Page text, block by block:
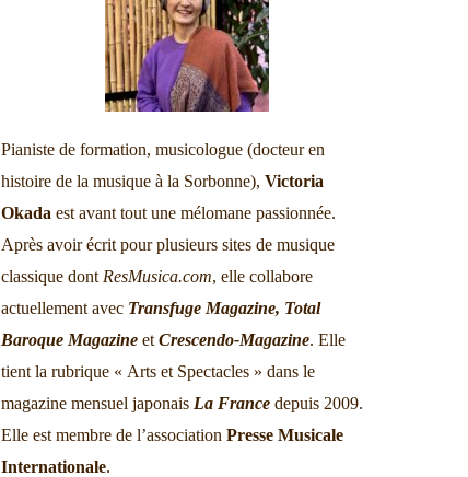
Pianiste de formation, musicologue (docteur en
histoire de la musique à la Sorbonne), Victoria
Okada est avant tout une mélomane passionnée.
Après avoir écrit pour plusieurs sites de musique
classique dont ResMusica.com, elle collabore
actuellement avec Transfuge Magazine, Total
Baroque Magazine et Crescendo-Magazine. Elle
tient la rubrique « Arts et Spectacles » dans le
magazine mensuel japonais La France depuis 2009.
Elle est membre de l’association Presse Musicale
Internationale.